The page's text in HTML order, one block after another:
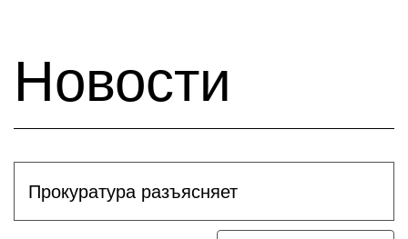
Новости
Прокуратура разъясняет